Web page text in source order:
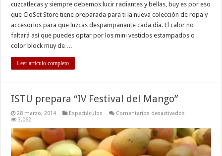
cuzcatlecas y siempre debemos lucir radiantes y bellas, buy es por eso
que CloSet Store tiene preparada para ti la nueva colección de ropa y
accesorios para que luzcas despampanante cada día. El calor no
faltará así que puedes optar por los mini vestidos estampados o
color block muy de …
Leer artículo completo
ISTU prepara “IV Festival del Mango”
28 marzo, 2014 Espectáculos Comentarios desactivados
“IV
Festival
del
Mango”
3,062